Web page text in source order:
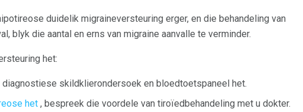
duidelik migraineversteuring erger, en die behandeling van
blyk die aantal en erns van migraine aanvalle te verminder.
het:
skildklierondersoek en bloedtoetspaneel het.
het , bespreek die voordele van tiroïedbehandeling met u dokter.